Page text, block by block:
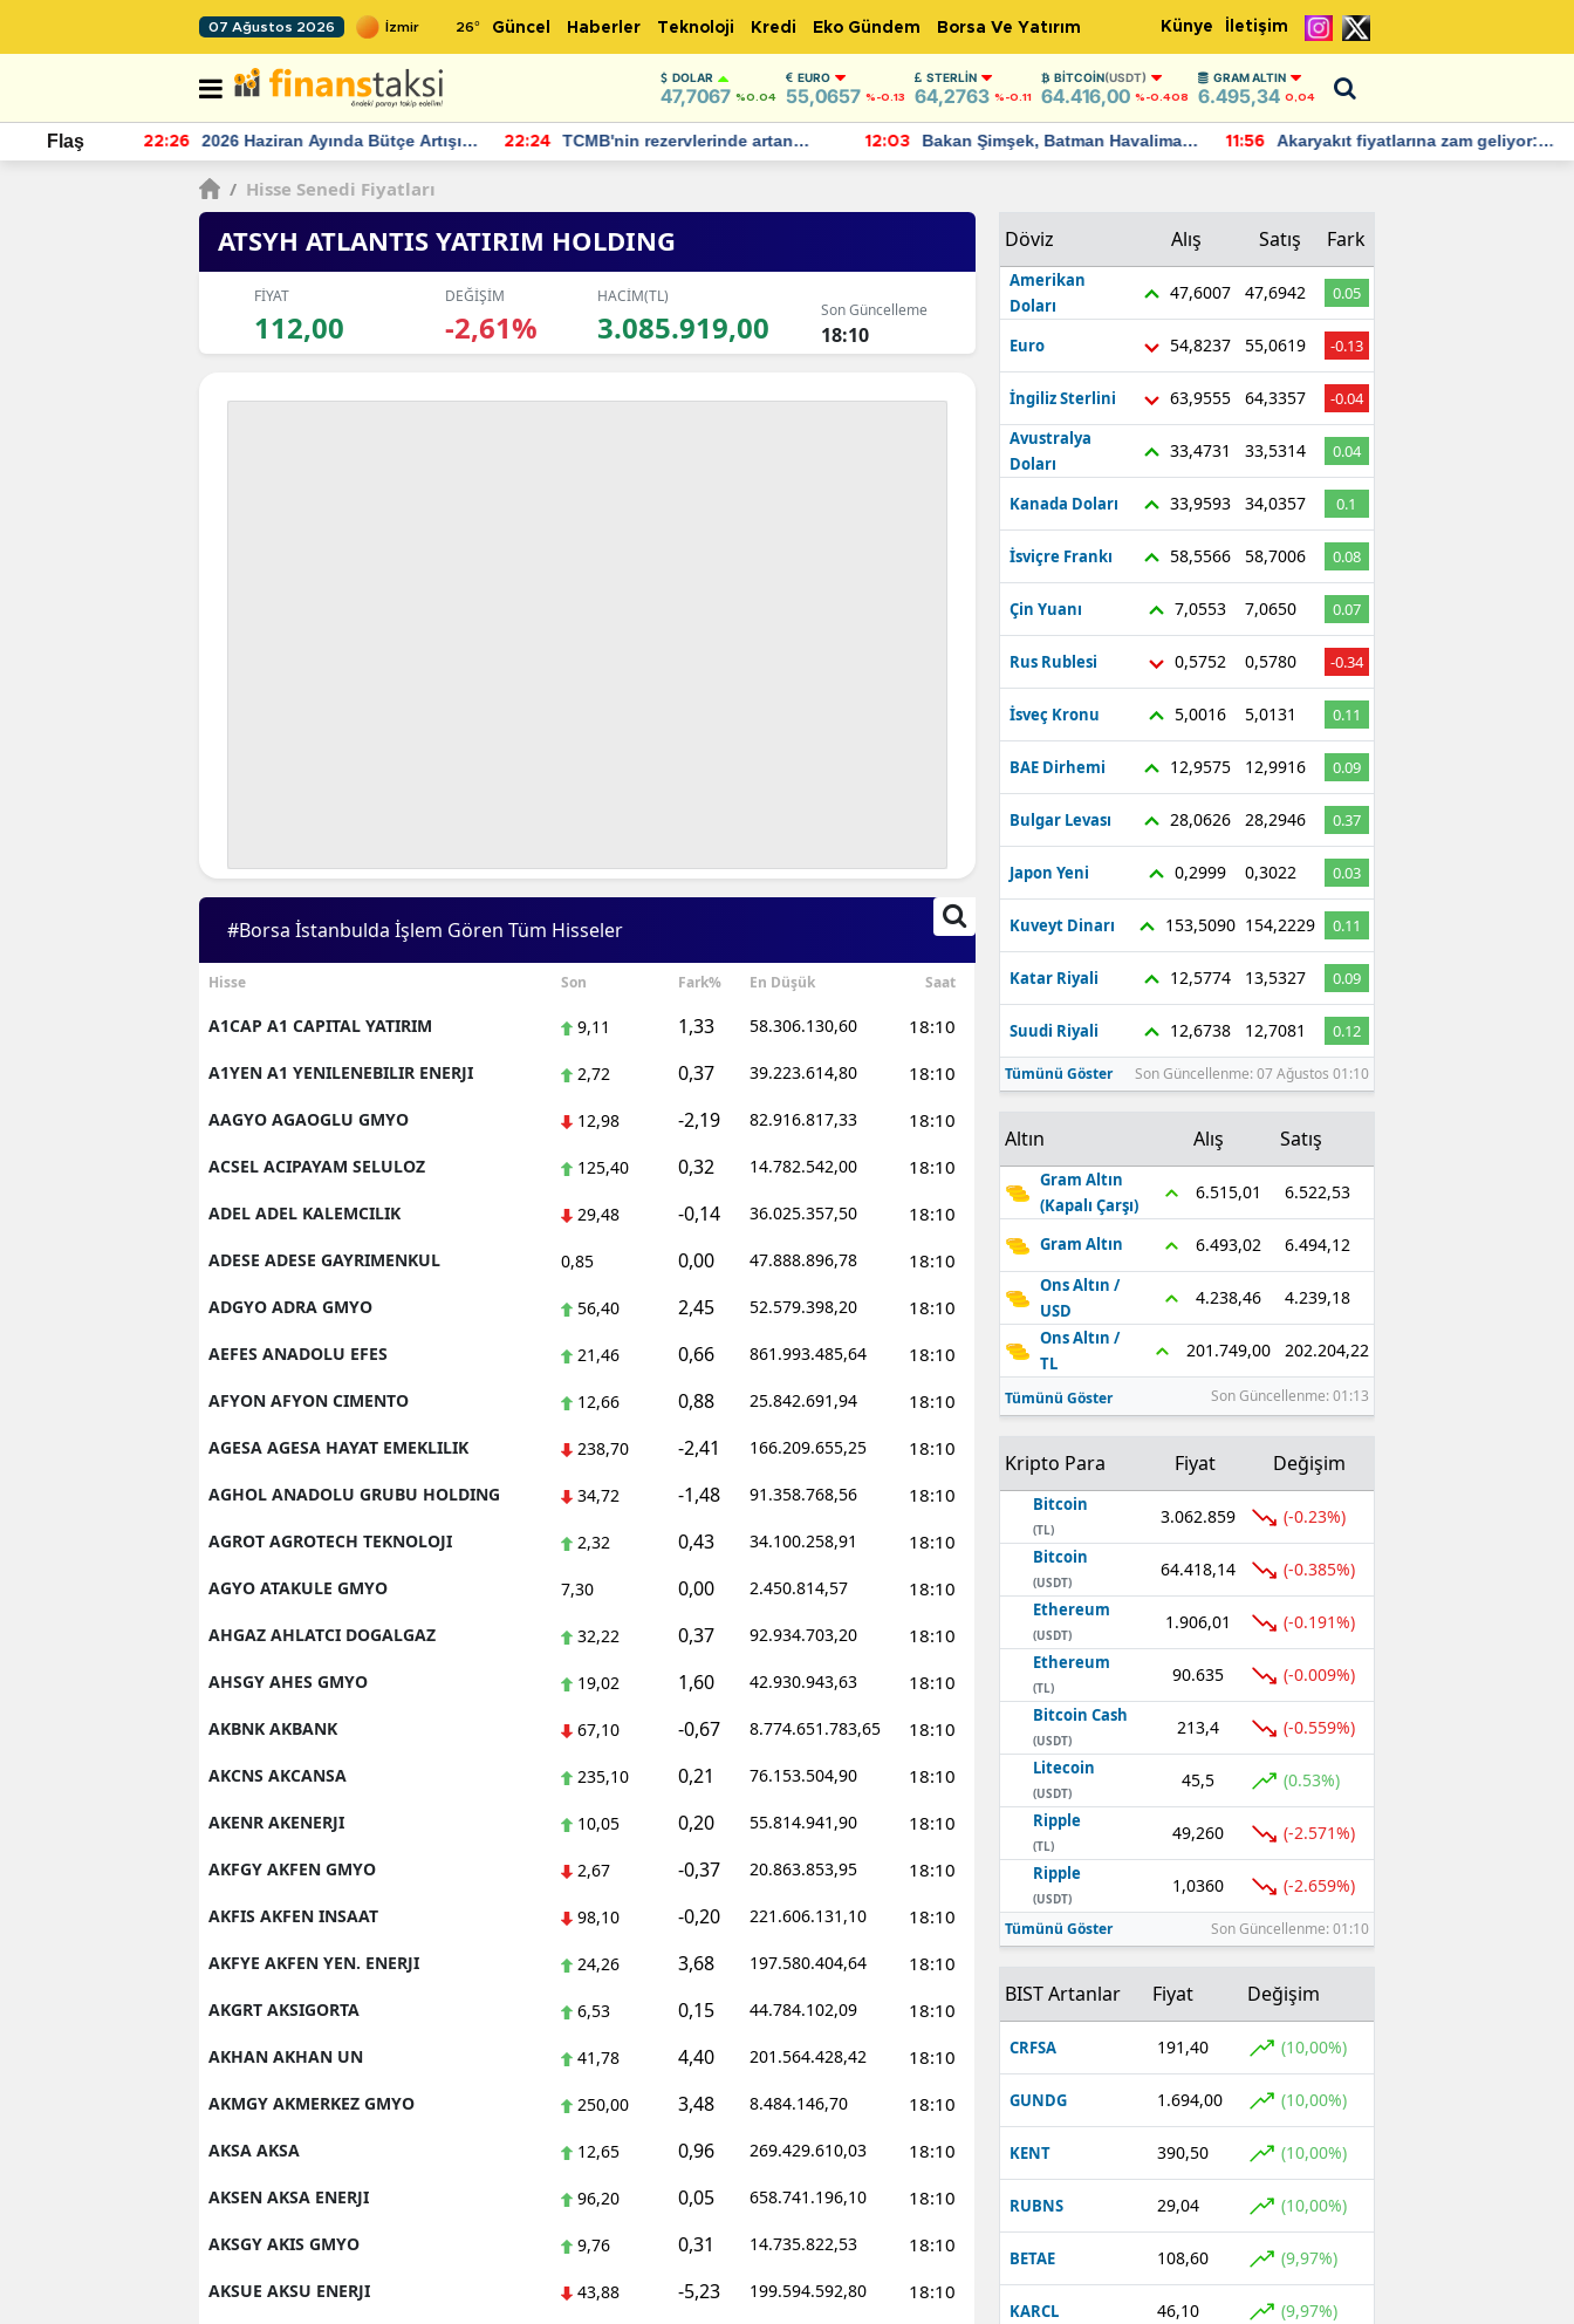
07 Ağustos 2026 26° Güncel Haberler Teknoloji Kredi Eko Gündem Borsa Ve Yatırım Künye İletişim
DOLAR
47,7067 %0.04
EURO
55,0657 %-0.13
STERLIN
64,2763 %-0.11
BITCOIN(USDT)
64.416,00 %-0.408
GRAM ALTIN
6.495,34 0,04
Flaş 22:26
2026 Haziran Ayında Bütçe Artışı
Yaşandı
22:24
TCMB'nin rezervlerinde artan
momentum devam ediyor
12:03
Bakan Şimşek, Batman Havalimanı
için umut verici açıklamalarda
11:56
Akaryakıt fiyatlarına zam geliyor:
Yeni tarih açıklandı
/ Hisse Senedi Fiyatları
ATSYH ATLANTIS YATIRIM HOLDING
FİYAT
112,00
DEĞİŞİM
-2,61%
HACİM(TL)
3.085.919,00 Son Güncelleme
18:10
#Borsa İstanbulda İşlem Gören Tüm Hisseler
Hisse Son Fark% En Düşük Saat
A1CAP A1 CAPITAL YATIRIM 9,11 1,33 58.306.130,60 18:10
A1YEN A1 YENILENEBILIR ENERJI 2,72 0,37 39.223.614,80 18:10
AAGYO AGAOGLU GMYO 12,98 -2,19 82.916.817,33 18:10
ACSEL ACIPAYAM SELULOZ 125,40 0,32 14.782.542,00 18:10
ADEL ADEL KALEMCILIK 29,48 -0,14 36.025.357,50 18:10
ADESE ADESE GAYRIMENKUL 0,85 0,00 47.888.896,78 18:10
ADGYO ADRA GMYO 56,40 2,45 52.579.398,20 18:10
AEFES ANADOLU EFES 21,46 0,66 861.993.485,64 18:10
AFYON AFYON CIMENTO 12,66 0,88 25.842.691,94 18:10
AGESA AGESA HAYAT EMEKLILIK 238,70 -2,41 166.209.655,25 18:10
AGHOL ANADOLU GRUBU HOLDING 34,72 -1,48 91.358.768,56 18:10
AGROT AGROTECH TEKNOLOJI 2,32 0,43 34.100.258,91 18:10
AGYO ATAKULE GMYO 7,30 0,00 2.450.814,57 18:10
AHGAZ AHLATCI DOGALGAZ 32,22 0,37 92.934.703,20 18:10
AHSGY AHES GMYO 19,02 1,60 42.930.943,63 18:10
AKBNK AKBANK 67,10 -0,67 8.774.651.783,65 18:10
AKCNS AKCANSA 235,10 0,21 76.153.504,90 18:10
AKENR AKENERJI 10,05 0,20 55.814.941,90 18:10
AKFGY AKFEN GMYO 2,67 -0,37 20.863.853,95 18:10
AKFIS AKFEN INSAAT 98,10 -0,20 221.606.131,10 18:10
AKFYE AKFEN YEN. ENERJI 24,26 3,68 197.580.404,64 18:10
AKGRT AKSIGORTA 6,53 0,15 44.784.102,09 18:10
AKHAN AKHAN UN 41,78 4,40 201.564.428,42 18:10
AKMGY AKMERKEZ GMYO 250,00 3,48 8.484.146,70 18:10
AKSA AKSA 12,65 0,96 269.429.610,03 18:10
AKSEN AKSA ENERJI 96,20 0,05 658.741.196,10 18:10
AKSGY AKIS GMYO 9,76 0,31 14.735.822,53 18:10
AKSUE AKSU ENERJI 43,88 -5,23 199.594.592,80 18:10
Döviz Alış Satış Fark
Amerikan
Doları
47,6007 47,6942 0.05
Euro 54,8237 55,0619 -0.13
İngiliz Sterlini 63,9555 64,3357
-0.04
Avustralya
Doları
33,4731 33,5314 0.04
Kanada Doları 33,9593 34,0357 0.1
İsviçre Frankı 58,5566 58,7006 0.08
Çin Yuanı 7,0553 7,0650 0.07
Rus Rublesi 0,5752 0,5780 -0.34
İsveç Kronu 5,0016 5,0131 0.11
BAE Dirhemi 12,9575 12,9916 0.09
Bulgar Levası 28,0626 28,2946 0.37
Japon Yeni 0,2999 0,3022 0.03
Kuveyt Dinarı 153,5090 154,2229 0.11
Katar Riyali 12,5774 13,5327 0.09
Suudi Riyali 12,6738 12,7081 0.12
Tümünü Göster Son Güncellenme: 07 Ağustos 01:10
Altın Alış Satış
Gram Altın
(Kapalı Çarşı)
6.515,01 6.522,53
Gram Altın 6.493,02 6.494,12
Ons Altın /
USD
4.238,46 4.239,18
Ons Altın /
TL
201.749,00 202.204,22
Tümünü Göster Son Güncellenme: 01:13
Kripto Para Fiyat Değişim
Bitcoin
(TL)
3.062.859 (-0.23%)
Bitcoin
(USDT)
64.418,14 (-0.385%)
Ethereum
(USDT)
1.906,01 (-0.191%)
Ethereum
(TL)
90.635 (-0.009%)
Bitcoin Cash
(USDT)
213,4 (-0.559%)
Litecoin
(USDT)
45,5 (0.53%)
Ripple
(TL)
49,260 (-2.571%)
Ripple
(USDT)
1,0360 (-2.659%)
Tümünü Göster Son Güncellenme: 01:10
BIST Artanlar Fiyat Değişim
CRFSA 191,40 (10,00%)
GUNDG 1.694,00 (10,00%)
KENT 390,50 (10,00%)
RUBNS 29,04 (10,00%)
BETAE 108,60 (9,97%)
KARCL 46,10 (9,97%)